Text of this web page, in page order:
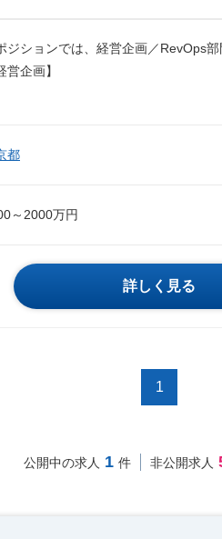
ジションでは、経営企画／RevOps
営企画】
都
～2000万円
詳しく見る
1
公開中の求人 1 件 非公開求人